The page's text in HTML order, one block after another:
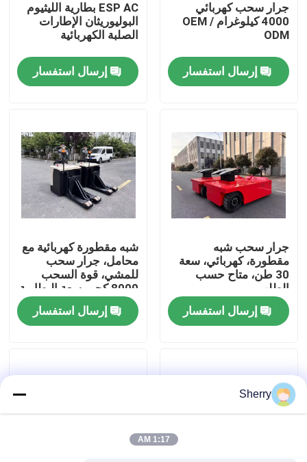
بيت
أشرطة فيديو
معلومات عنا
رقابة جودة
اتصل بنا
مدونة
جرار سحب كهربائي
4000 كيلوغرام OEM /
ODM
إرسال استفسار
ESP AC بطارية الليثيوم
البوليوريثان الإطارات
الصلبة الكهربائية
إرسال استفسار
جرار سحب شبه
مقطورة، كهربائي، سعة
30 طن، متاح حسب
الطلب
إرسال استفسار
شبه مقطورة كهربائية مع
محامل، جرار سحب
للمشي، قوة السحب
8000 كجم، سعة البطارية
24 فولت 320 أمبير
ساعة إرسال استفسار
Sherry
1:17 AM